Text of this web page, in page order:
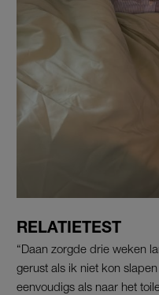
RELATIETEST
“Daan zorgde drie weken
gerust als ik niet kon
eenvoudigs als naar het